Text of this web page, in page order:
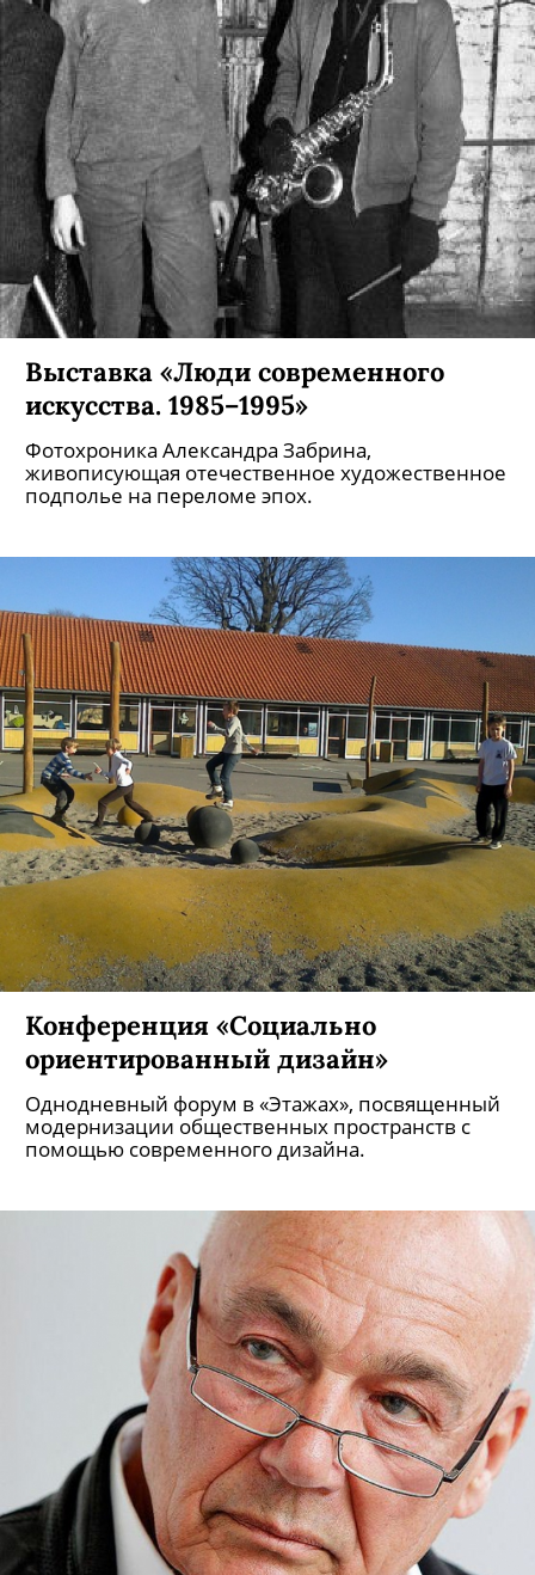
Выставка «Люди современного
искусства. 1985–1995»
Фотохроника Александра Забрина,
живописующая отечественное художественное
подполье на переломе эпох.
Конференция «Социально
ориентированный дизайн»
Однодневный форум в «Этажах», посвященный
модернизации общественных пространств с
помощью современного дизайна.